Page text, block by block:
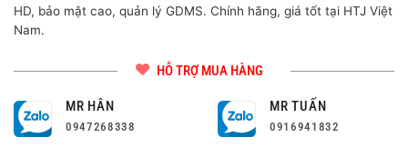
HD, bảo mật cao, quản lý GDMS. Chính hãng, giá tốt tại HTJ Việt
Nam.
HỖ TRỢ MUA HÀNG
MR HÂN
0947268338
MR TUẤN
0916941832